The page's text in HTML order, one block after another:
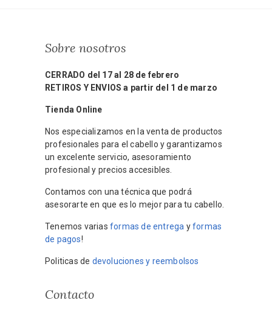
Sobre nosotros
CERRADO del 17 al 28 de febrero
RETIROS Y ENVIOS a partir del 1 de marzo
Tienda Online
Nos especializamos en la venta de productos
profesionales para el cabello y garantizamos
un excelente servicio, asesoramiento
profesional y precios accesibles.
Contamos con una técnica que podrá
asesorarte en que es lo mejor para tu cabello.
Tenemos varias formas de entrega yformas
de pagos!
Politicas de devoluciones y reembolsos
Contacto